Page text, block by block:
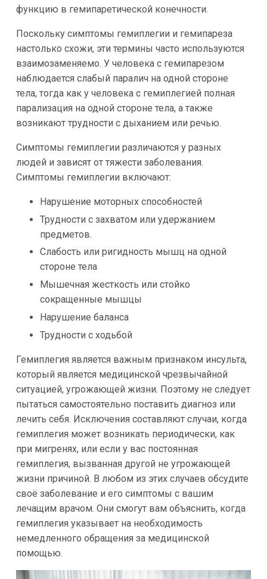
функцию в гемипаретической конечности.
Поскольку симптомы гемиплегии и гемипареза
настолько схожи, эти термины часто используются
взаимозаменяемо. У человека с гемипарезом
наблюдается слабый паралич на одной стороне
тела, тогда как у человека с гемиплегией полная
парализация на одной стороне тела, а также
возникают трудности с дыханием или речью.
Симптомы гемиплегии различаются у разных
людей и зависят от тяжести заболевания.
Симптомы гемиплегии включают:
Нарушение моторных способностей
Трудности с захватом или удержанием
предметов.
Слабость или ригидность мышц на одной
стороне тела
Мышечная жесткость или стойко
сокращенные мышцы
Нарушение баланса
Трудности с ходьбой
Гемиплегия является важным признаком инсульта,
который является медицинской чрезвычайной
ситуацией, угрожающей жизни. Поэтому не следует
пытаться самостоятельно поставить диагноз или
лечить себя. Исключения составляют случаи, когда
гемиплегия может возникать периодически, как
при мигренях, или если у вас постоянная
гемиплегия, вызванная другой не угрожающей
жизни причиной. В любом из этих случаев обсудите
своё заболевание и его симптомы с вашим
лечащим врачом. Они смогут вам объяснить, когда
гемиплегия указывает на необходимость
немедленного обращения за медицинской
помощью.